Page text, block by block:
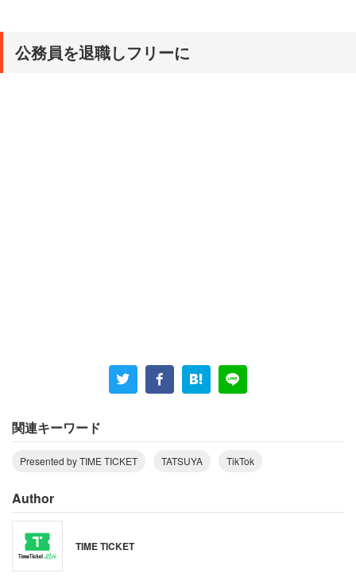
公務員を退職しフリーに
――自己紹介をお願いいたします。
「TATSUYA」
ィスト」です。「ダブルダッチ」とは簡単にいうと、2本
の縄を使ったスポーツで縄の中でアクロバットやダンス等
をするスポーツです。このスポーツを日本中、世界中に広
関連キーワード
Presented by TIME TICKET TATSUYA TikTok
Author
TIME TICKET